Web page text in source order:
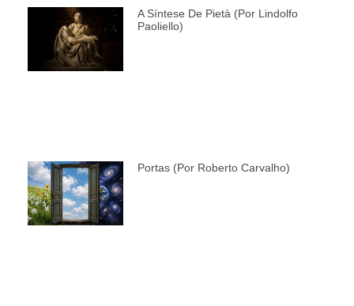
A Síntese De Pietà (por Lindolfo
Paoliello)
Portas (por Roberto Carvalho)